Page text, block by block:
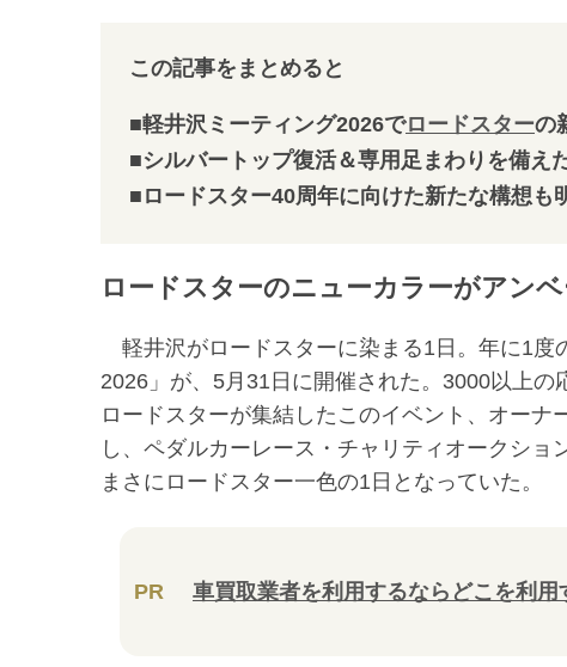
この記事をまとめると
■軽井沢ミーティング2026でロードスターの
■シルバートップ復活＆専用足まわりを備え
■ロードスター40周年に向けた新たな構想も
ロードスターのニューカラーがアン
軽井沢がロードスターに染まる1日。年に1度
2026」が、5月31日に開催された。3000以上
ロードスターが集結したこのイベント、オー
し、ペダルカーレース・チャリティオークシ
まさにロードスター一色の1日となっていた。
PR 車買取業者を利用するならどこを利